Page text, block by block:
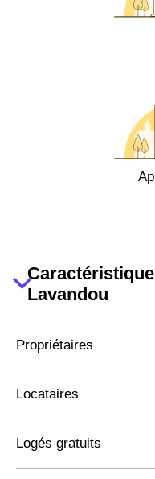
Lavandou
Propriétaires
Locataires
Logés gratuits